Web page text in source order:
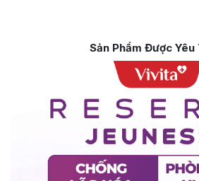
Sản Phẩm Được Yêu